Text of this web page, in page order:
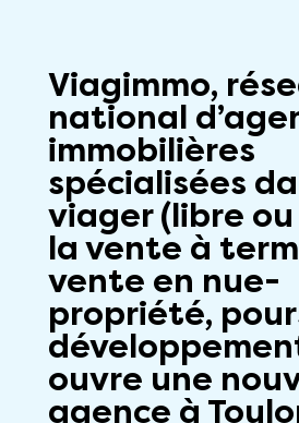
Viagimmo,
national
immobilières
spécialisées
viager (libre ou
la vente à
vente en nue-
propriété,
ouvre une
agence à